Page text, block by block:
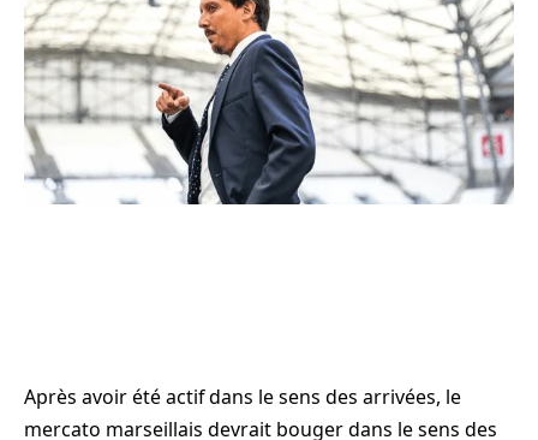
Après avoir été actif dans le sens des arrivées, le
mercato marseillais devrait bouger dans le sens des